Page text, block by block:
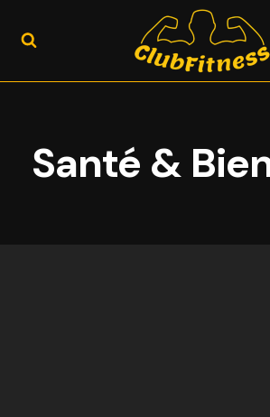
Santé &